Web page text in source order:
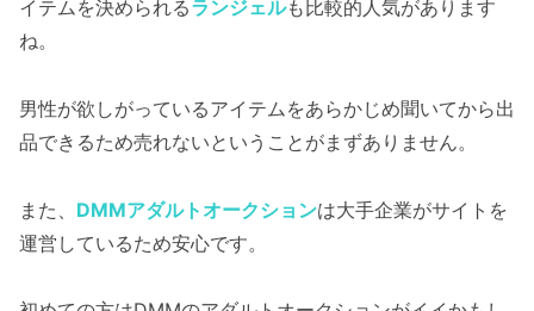
イテムを決められるランジェルも比較的人気があります
ね。
男性が欲しがっているアイテムをあらかじめ聞いてから出
品できるため売れないということがまずありません。
また、 DMMアダルトオークションは大手企業がサイトを
運営しているため安心です。